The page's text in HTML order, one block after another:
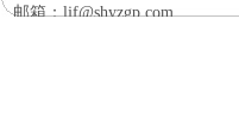
邮箱：ljf@shyzgp.com